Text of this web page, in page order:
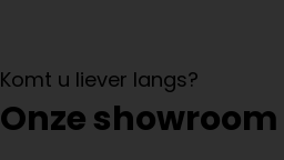
Komt u liever langs?
Onze showroom